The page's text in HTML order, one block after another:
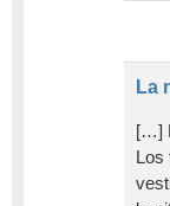
La
[…]